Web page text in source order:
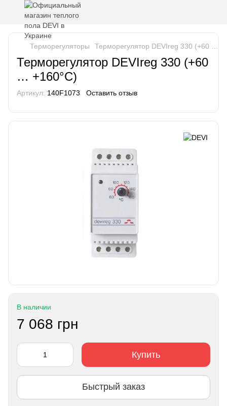
Терморегуляторы Терморегулятор DEVIreg 330 (+60 …
Терморегулятор DEVIreg 330 (+60
… +160°C)
Артикул: 140F1073 Оставить отзыв
В наличии
7 068 грн
Купить
Быстрый заказ